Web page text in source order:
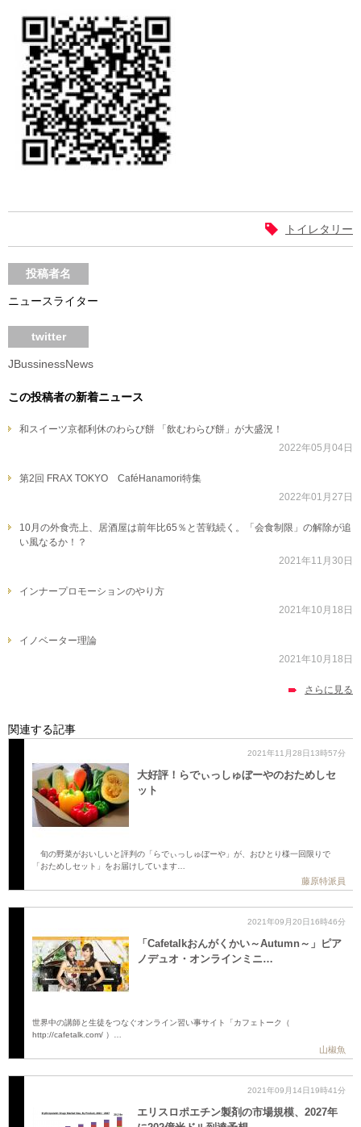
トイレタリー
投稿者名
ニュースライター
twitter
JBussinessNews
この投稿者の新着ニュース
和スイーツ京都利休のわらび餅 「飲むわらび餅」が大盛況！
2022年05月04日
第2回 FRAX TOKYO CaféHanamori特集
2022年01月27日
10月の外食売上、居酒屋は前年比65％と苦戦続く。「会食制限」の解除が追
い風なるか！？
2021年11月30日
インナープロモーションのやり方
2021年10月18日
イノベーター理論
2021年10月18日
さらに見る
関連する記事
2021年11月28日13時57分
大好評！らでぃっしゅぼーやのおためしセ
ット
旬の野菜がおいしいと評判の「らでぃっしゅぼーや」が、おひとり様一回限りで
「おためしセット」をお届けしています…
藤原特派員
2021年09月20日16時46分
「Cafetalkおんがくかい～Autumn～」ピア
ノデュオ・オンラインミニ…
世界中の講師と生徒をつなぐオンライン習い事サイト「カフェトーク（
http://cafetalk.com/ ）…
山椒魚
2021年09月14日19時41分
エリスロポエチン製剤の市場規模、2027年